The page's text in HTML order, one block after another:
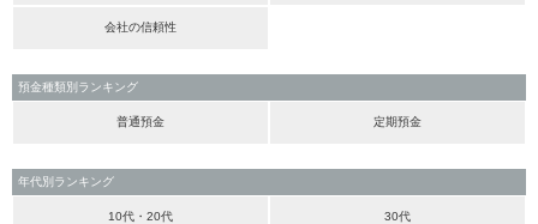
会社の信頼性
預金種類別ランキング
普通預金 定期預金
年代別ランキング
10代・20代 30代